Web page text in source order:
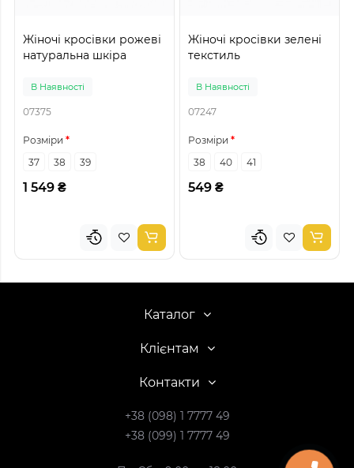
Жіночі кросівки рожеві
натуральна шкіра
В Наявності
07375
Розміри
37
38 39
1 549 ₴
Жіночі кросівки зелені
текстиль
В Наявності
07247
Розміри
38
40 41
549 ₴
Каталог
Клієнтам
Контакти
+38 (098) 1 7777 49
+38 (099) 1 7777 49